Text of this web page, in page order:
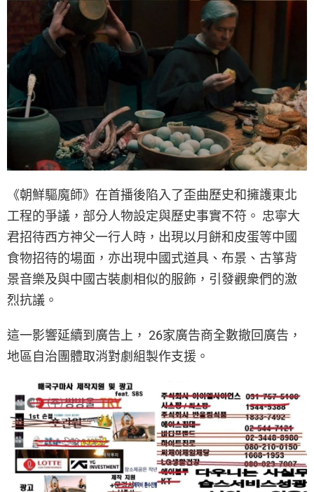
《朝鮮驅魔師》在首播後陷入了歪曲歷史和擁護東北
工程的爭議，部分人物設定與歷史事實不符。 忠寧大
君招待西方神父一行人時，出現以月餅和皮蛋等中國
食物招待的場面，亦出現中國式道具、布景、古箏背
景音樂及與中國古裝劇相似的服飾，引發觀衆們的激
烈抗議。
這一影響延續到廣告上， 26家廣告商全數撤回廣告，
地區自治團體取消對劇組製作支援。